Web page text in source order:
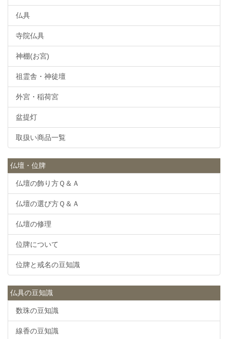
仏具
寺院仏具
神棚(お宮)
祖霊舎・神徒壇
外宮・稲荷宮
盆提灯
取扱い商品一覧
仏壇・位牌
仏壇の飾り方Ｑ＆Ａ
仏壇の選び方Ｑ＆Ａ
仏壇の修理
位牌について
位牌と戒名の豆知識
仏具の豆知識
数珠の豆知識
線香の豆知識